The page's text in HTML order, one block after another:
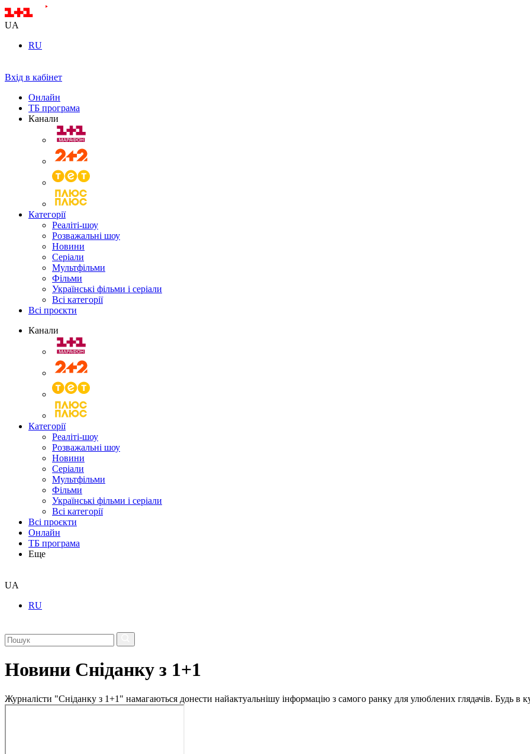
UA
RU
Вхід в кабінет
Онлайн
ТБ програма
Канали
Категорії
Реаліті-шоу
Розважальні шоу
Новини
Серіали
Мультфільми
Фільми
Українські фільми і серіали
Всі категорії
Всі проєкти
Канали
Категорії
Реаліті-шоу
Розважальні шоу
Новини
Серіали
Мультфільми
Фільми
Українські фільми і серіали
Всі категорії
Всі проєкти
Онлайн
ТБ програма
Еще
UA
RU
Новини Сніданку з 1+1
Журналісти "Сніданку з 1+1" намагаються донести найактуальнішу інформацію з самого ранку для улюблених глядачів. Будь в